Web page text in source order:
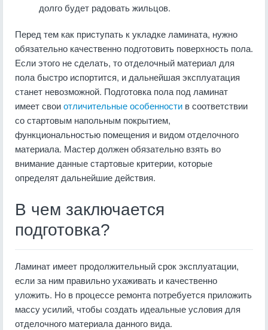
долго будет радовать жильцов.
Перед тем как приступать к укладке ламината, нужно
обязательно качественно подготовить поверхность пола.
Если этого не сделать, то отделочный материал для
пола быстро испортится, и дальнейшая эксплуатация
станет невозможной. Подготовка пола под ламинат
имеет своиотличительные особенности в соответствии
со стартовым напольным покрытием,
функциональностью помещения и видом отделочного
материала. Мастер должен обязательно взять во
внимание данные стартовые критерии, которые
определят дальнейшие действия.
В чем заключается
подготовка?
Ламинат имеет продолжительный срок эксплуатации,
если за ним правильно ухаживать и качественно
уложить. Но в процессе ремонта потребуется приложить
массу усилий, чтобы создать идеальные условия для
отделочного материала данного вида.